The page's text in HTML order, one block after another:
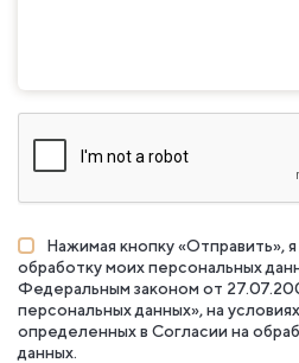
Нажимая кнопку «Отправить»,
обработку моих персональных
Федеральным законом от
персональных данных», на
определенных в Согласии на
данных.